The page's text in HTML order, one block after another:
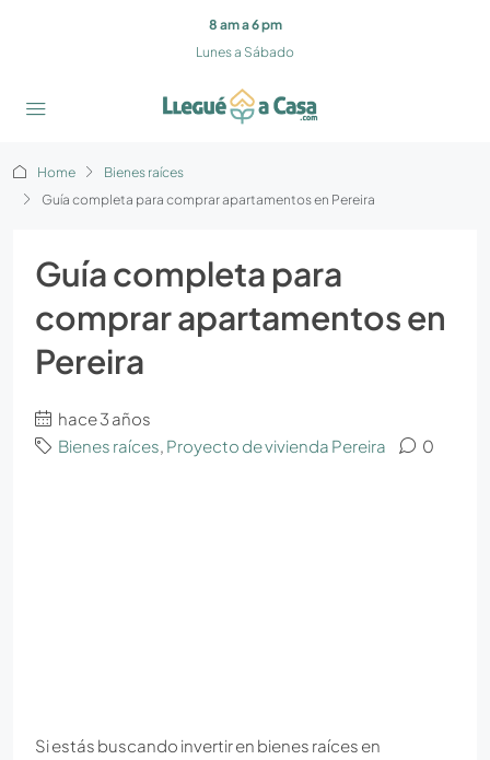
8 am a 6 pm
Lunes a Sábado
Home
Bienes raíces
Guía completa para comprar apartamentos en Pereira
Guía completa para
comprar apartamentos en
Pereira
hace 3 años
Bienes raíces, Proyecto de vivienda Pereira 0
Si estás buscando invertir en bienes raíces en